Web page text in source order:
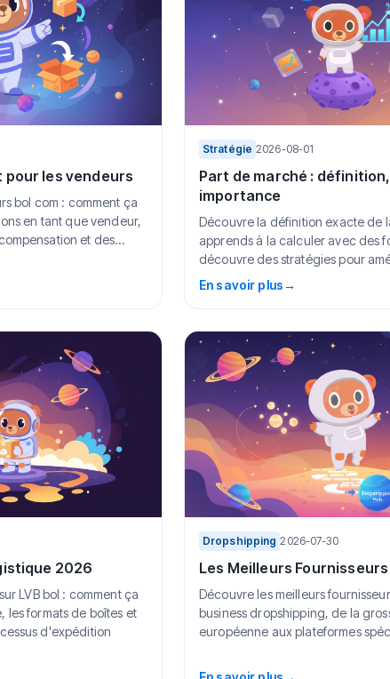
pour les vendeurs
bol com : comment ça
en tant que vendeur,
et des...
Stratégie 2026-08-01
Part de marché :
importance
Découvre la définition exacte de
apprends à la calculer avec des
découvre des stratégies pour
En savoir plus→
2026
LVB bol : comment ça
les formats de boîtes et
d'expédition
Dropshipping 2026-07-30
Les Meilleurs
Découvre les meilleurs
business dropshipping, de la
européenne aux plateformes